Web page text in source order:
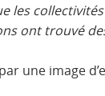
les
ont trouvé
une image